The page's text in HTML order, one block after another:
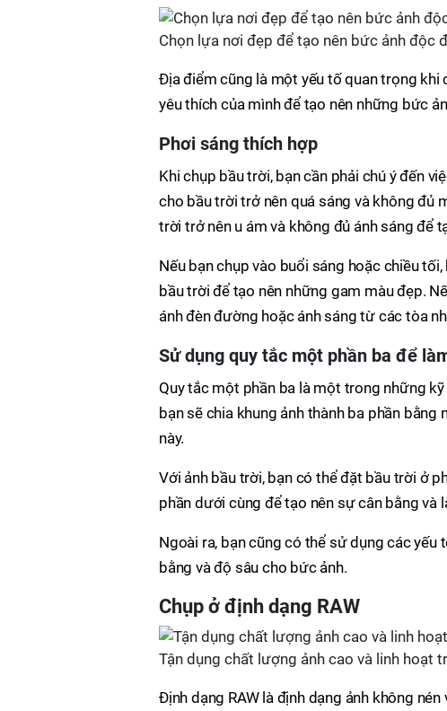
Chọn lựa nơi đẹp để tạo nên bức ảnh độc
Địa điểm cũng là một yếu tố quan trọng khi
yêu thích của mình để tạo nên những bức
Phơi sáng thích hợp
Khi chụp bầu trời, bạn cần phải chú ý đến
cho bầu trời trở nên quá sáng và không đủ
trời trở nên u ám và không đủ ánh sáng để
Nếu bạn chụp vào buổi sáng hoặc chiều
bầu trời để tạo nên những gam màu đẹp.
ánh đèn đường hoặc ánh sáng từ các tòa
Sử dụng quy tắc một phần ba để
Quy tắc một phần ba là một trong những
bạn sẽ chia khung ảnh thành ba phần
này.
Với ảnh bầu trời, bạn có thể đặt bầu trời ở
phần dưới cùng để tạo nên sự cân bằng và
Ngoài ra, bạn cũng có thể sử dụng các yếu
bằng và độ sâu cho bức ảnh.
Chụp ở định dạng RAW
Tận dụng chất lượng ảnh cao và linh hoạt
Định dạng RAW là định dạng ảnh không